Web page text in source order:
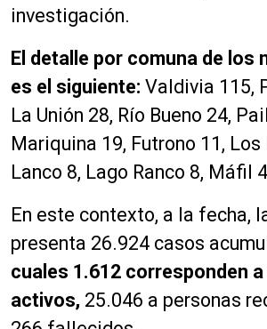
investigación.
El detalle por comuna de los
es el siguiente: Valdivia 115,
La Unión 28, Río Bueno 24,
Mariquina 19, Futrono 11, Los
Lanco 8, Lago Ranco 8, Máfil
En este contexto, a la fecha,
presenta 26.924 casos
cuales 1.612 corresponden
activos, 25.046 a personas